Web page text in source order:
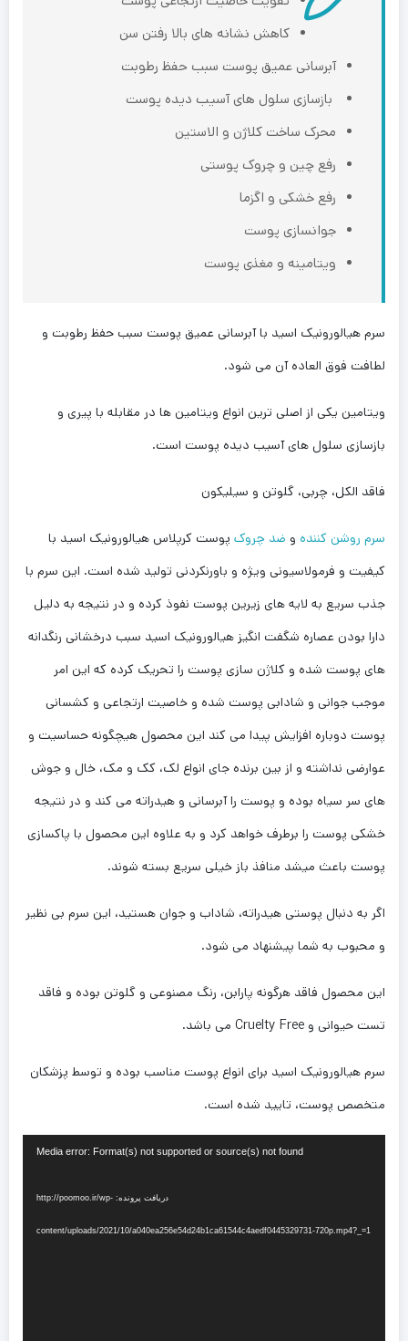
کاهش نشانه های بالا رفتن سن
آبرسانی عمیق پوست سبب حفظ رطوبت
بازسازی سلول های آسیب دیده پوست
محرک ساخت کلاژن و الاستین
رفع چین و چروک پوستی
رفع خشکی و اگزما
جوانسازی پوست
ویتامینه و مغذی پوست
سرم هیالورونیک اسید با آبرسانی عمیق پوست سبب حفظ رطوبت و
لطافت فوق العاده آن می شود.
ویتامین یکی از اصلی ترین انواع ویتامین ها در مقابله با پیری و
بازسازی سلول های آسیب دیده پوست است.
فاقد الکل، چربی، گلوتن و سیلیکون
سرم روشن کننده و ضد چروک پوست کرپلاس هیالورونیک اسید با
کیفیت و فرمولاسیونی ویژه و باورنکردنی تولید شده است. این سرم با
جذب سریع به لایه های زیرین پوست نفوذ کرده و در نتیجه به دلیل
دارا بودن عصاره شگفت انگیز هیالورونیک اسید سبب درخشانی رنگدانه
های پوست شده و کلاژن سازی پوست را تحریک کرده که این امر
موجب جوانی و شادابی پوست شده و خاصیت ارتجاعی و کشسانی
پوست دوباره افزایش پیدا می کند این محصول هیچگونه حساسیت و
عوارضی نداشته و از بین برنده جای انواع لک، کک و مک، خال و جوش
های سر سیاه بوده و پوست را آبرسانی و هیدراته می کند و در نتیجه
خشکی پوست را برطرف خواهد کرد و به علاوه این محصول با پاکسازی
پوست باعث میشد منافذ باز خیلی سریع بسته شوند.
اگر به دنبال پوستی هیدراته، شاداب و جوان هستید، این سرم بی نظیر
و محبوب به شما پیشنهاد می شود.
این محصول فاقد هرگونه پارابن، رنگ مصنوعی و گلوتن بوده و فاقد
تست حیوانی و Cruelty Free می باشد.
سرم هیالورونیک اسید برای انواع پوست مناسب بوده و توسط پزشکان
متخصص پوست، تایید شده است.
Media error: Format(s) not supported or source(s) not found
دریافت پرونده: http://poomoo.ir/wp-
content/uploads/2021/10/a040ea256e54d24b1ca61544c4aedf0445329731-720p.mp4?_=1